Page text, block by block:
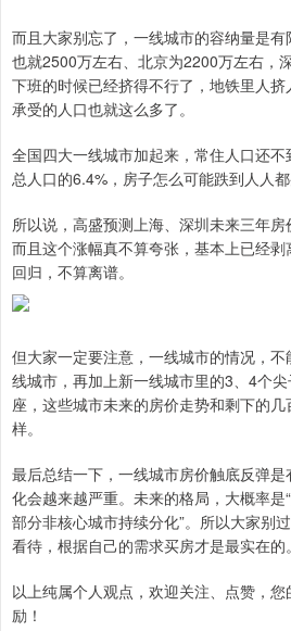
而且大家别忘了，一线城市的容纳量是
也就2500万左右、北京为2200万左右，
下班的时候已经挤得不行了，地铁里人
承受的人口也就这么多了。
全国四大一线城市加起来，常住人口还
总人口的6.4%，房子怎么可能跌到人人
所以说，高盛预测上海、深圳未来三年房
而且这个涨幅真不算夸张，基本上已经
回归，不算离谱。
但大家一定要注意，一线城市的情况，
线城市，再加上新一线城市里的3、4个
座，这些城市未来的房价走势和剩下的
样。
最后总结一下，一线城市房价触底反弹
化会越来越严重。未来的格局，大概率
部分非核心城市持续分化”。所以大家别
看待，根据自己的需求买房才是最实在的。
以上纯属个人观点，欢迎关注、点赞，
励！